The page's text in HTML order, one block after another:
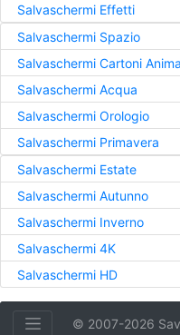
Salvaschermi Effetti
Salvaschermi Spazio
Salvaschermi Cartoni
Salvaschermi Acqua
Salvaschermi Orologio
Salvaschermi Primavera
Salvaschermi Estate
Salvaschermi Autunno
Salvaschermi Inverno
Salvaschermi 4K
Salvaschermi HD
© 2007-2026